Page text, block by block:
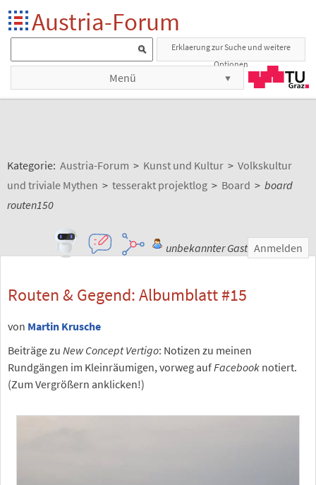
Austria-Forum
Erklaerung zur Suche und weitere
Optionen
Menü
Kategorie: Austria-Forum > Kunst und Kultur > Volkskultur
und triviale Mythen > tesserakt projektlog > Board > board
routen150
unbekannter Gast Anmelden
Routen & Gegend: Albumblatt #15
von Martin Krusche
Beiträge zu New Concept Vertigo: Notizen zu meinen
Rundgängen im Kleinräumigen, vorweg aufFacebook notiert.
(Zum Vergrößern anklicken!)